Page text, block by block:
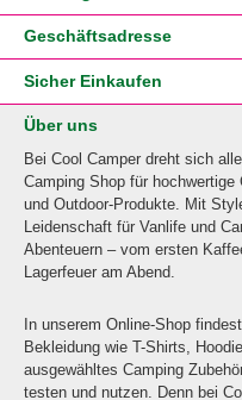
Geschäftsadresse
Sicher Einkaufen
Über uns
Bei Cool Camper dreht sich
Camping Shop für
und Outdoor-Produkte. Mit
Leidenschaft für Vanlife und
Abenteuern – vom ersten
Lagerfeuer am Abend.
In unserem Online-Shop
Bekleidung wie T-Shirts,
ausgewähltes Camping
testen und nutzen. Denn bei